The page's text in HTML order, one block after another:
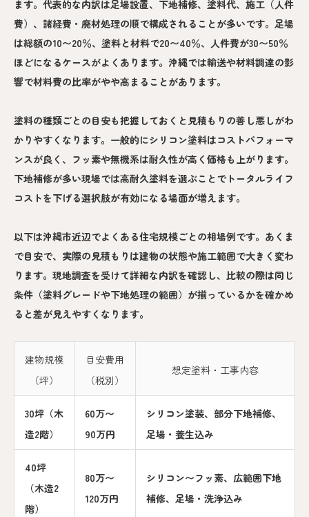
ます。代表的な内訳は足場設置、下地補修、塗料代、施工（人件
費）、諸経費・廃材処理の順で構成されることが多いです。足場
は総額の10〜20％、塗料と材料で20〜40％、人件費が30〜50％
ほどになるケースがよくあります。沖縄では輸送や材料調達の影
響で材料費の比率がやや高まることがあります。
塗料の種類ごとの目安も把握しておくと見積もりの善し悪しがわ
かりやすくなります。一般的にシリコン塗料はコストパフォーマ
ンスが良く、フッ素や無機系は耐久性が高く価格も上がります。
下地補修が多い現場では高耐久塗料を選ぶことでトータルライフ
コストを下げる選択肢が有効になる場面が増えます。
以下は沖縄市近辺でよくある住宅規模ごとの相場例です。あくま
で目安で、実際の見積もりは建物の状態や施工範囲で大きく変わ
ります。現地調査を受けて詳細な内訳を確認し、比較の際は同じ
条件（塗料グレードや下地処理の範囲）が揃っているかを確かめ
ると差が見えやすくなります。
建物規模
（坪）
目安費用
（税別）
想定塗料・工事内容
30坪（木
造2階）
60万〜
90万円
シリコン塗装、部分下地補修、
足場・養生込み
40坪
（木造2
階）
80万〜
120万円
シリコン〜フッ素、広範囲下地
補修、足場・洗浄込み